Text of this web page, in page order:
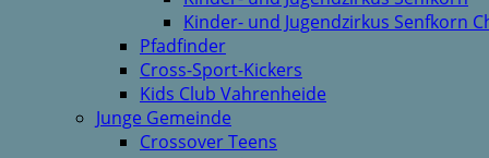
Kinder- und Jugendzirkus Senfkorn
Pfadfinder
Cross-Sport-Kickers
Kids Club Vahrenheide
Junge Gemeinde
Crossover Teens